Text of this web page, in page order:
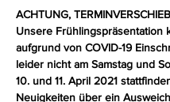
ACHTUNG,
Unsere Frühlingspräsentation
aufgrund von COVID-19
leider nicht am Samstag und
10. und 11. April 2021
Neuigkeiten über ein